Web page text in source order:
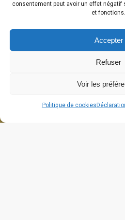
consentement peut avoir un effet
et fonctions.
Accepter
Refuser
Voir les
Politique de cookies